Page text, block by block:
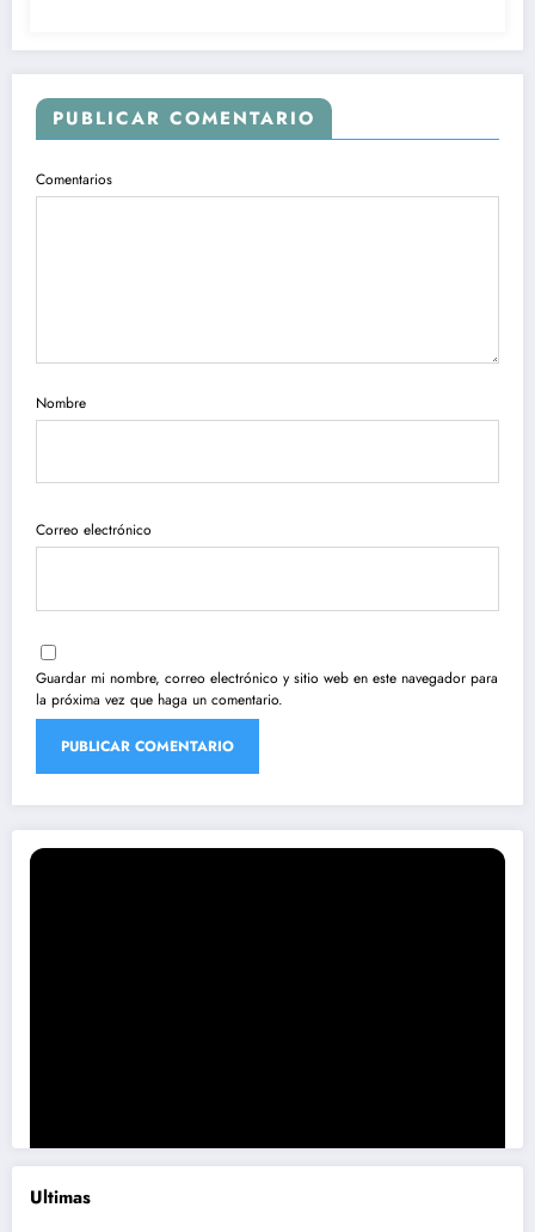
PUBLICAR COMENTARIO
Comentarios
Nombre
Correo electrónico
Guardar mi nombre, correo electrónico y sitio web en este navegador para
la próxima vez que haga un comentario.
Ultimas